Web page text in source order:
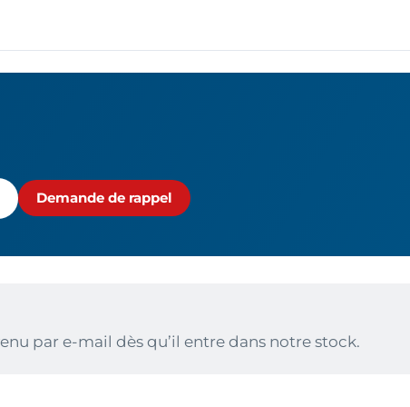
Demande de rappel
par e-mail dès qu’il entre dans notre stock.